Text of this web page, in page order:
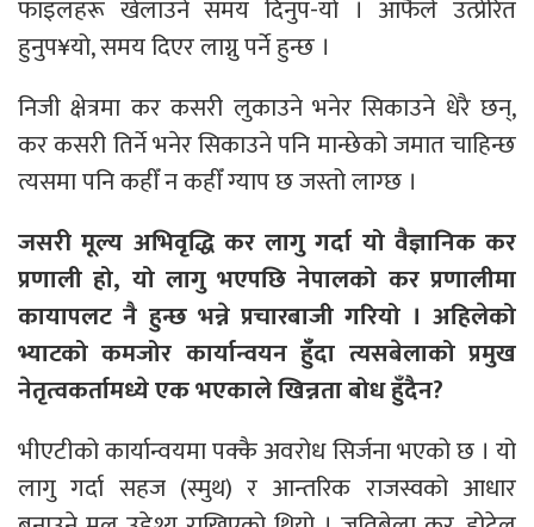
फाइलहरू खेलाउने समय दिनुप-यो । आफैले उत्प्रेरित
हुनुप¥यो, समय दिएर लाग्नु पर्ने हुन्छ ।
निजी क्षेत्रमा कर कसरी लुकाउने भनेर सिकाउने धेरै छन्,
कर कसरी तिर्ने भनेर सिकाउने पनि मान्छेको जमात चाहिन्छ
त्यसमा पनि कहीँ न कहीँ ग्याप छ जस्तो लाग्छ ।
जसरी मूल्य अभिवृद्धि कर लागु गर्दा यो वैज्ञानिक कर
प्रणाली हो, यो लागु भएपछि नेपालको कर प्रणालीमा
कायापलट नै हुन्छ भन्ने प्रचारबाजी गरियो । अहिलेको
भ्याटको कमजोर कार्यान्वयन हुँँदा त्यसबेलाको प्रमुख
नेतृत्वकर्तामध्ये एक भएकाले खिन्नता बोध हुँदैन?
भीएटीको कार्यान्वयमा पक्कै अवरोध सिर्जना भएको छ । यो
लागु गर्दा सहज (स्मुथ) र आन्तरिक राजस्वको आधार